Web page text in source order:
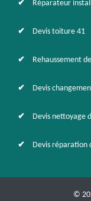
Réparateur
Devis toiture 41
Rehaussement
Devis
Devis nettoyage
Devis réparation
©